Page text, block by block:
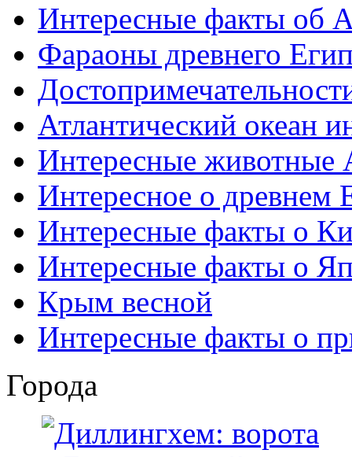
Интересные факты об
Фараоны древнего
Атлантический океан
Интересные животные
Интересное о древнем
Интересные факты о
Интересные факты о
Крым весной
Интересные факты о
Города